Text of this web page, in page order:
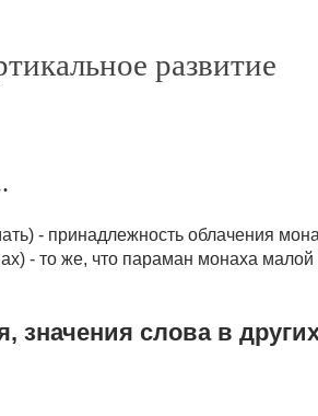
развитие
- принадлежность облачения
- то же, что параман монаха
значения слова в